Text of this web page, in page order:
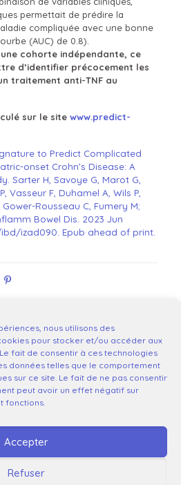
nous utilisons des
pour stocker et/ou accéder aux
fait de consentir à ces technologies
données telles que le comportement
sur ce site. Le fait de ne pas consentir
peut avoir un effet négatif sur
fonctions.
Accepter
Refuser
permettait de prédire la
compliquée avec une bonne
(AUC) de 0.8).
cohorte indépendante, ce
d’identifier précocement les
traitement anti-TNF au
sur le site www.predict-
to Predict Complicated
onset Crohn’s Disease: A
Sarter H, Savoye G, Marot G,
Vasseur F, Duhamel A, Wils P,
Rousseau C, Fumery M;
Bowel Dis. 2023 Jun
ibd/izad090. Epub ahead of print.